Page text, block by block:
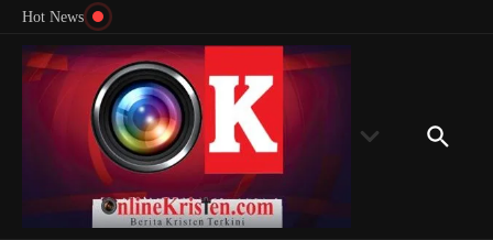
Lewati ke konten
Hot News